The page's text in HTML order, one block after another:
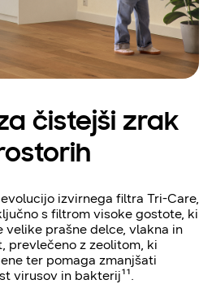
čistejši zrak
izvirnega filtra Tri-Care,
s filtrom visoke gostote, ki
prašne delce, vlakna in
prevlečeno z zeolitom, ki
ter pomaga zmanjšati
virusov in bakterij¹¹.